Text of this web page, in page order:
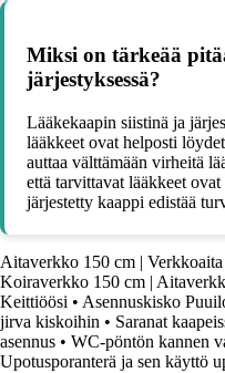
Miksi on tärkeää
järjestyksessä?
Lääkekaapin siistinä ja
lääkkeet ovat helposti
auttaa välttämään virheitä
että tarvittavat lääkkeet
järjestetty kaappi edistää
Aitaverkko 150 cm |
Koiraverkko 150 cm |
Keittiöösi • Asennuskisko
jirva kiskoihin • Saranat
asennus • WC-pöntön kannen
Upotusporanterä ja sen käyttö